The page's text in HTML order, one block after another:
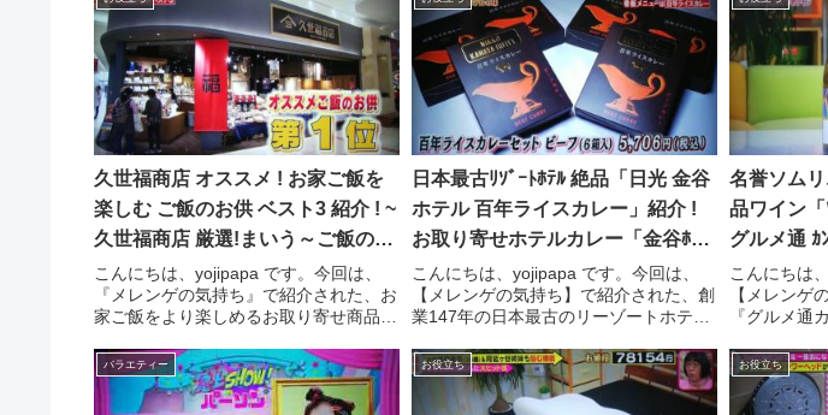
久世福商店 オススメ ! お家ご飯を
楽しむ ご飯のお供 ベスト3 紹介 ! ~
久世福商店 厳選!まいう～ご飯のお
供TOP3~【メレンゲの気持ち】
こんにちは、yojipapa です。今回は、
『メレンゲの気持ち』で紹介された、お
家ご飯をより楽しめるお取り寄せ商品
３」の内容をお伝えします。番組名メレ
ンゲの気持ち【ミルクボーイ内海の彼女
の本音とは？＆竹内...
日本最古ﾘｿﾞｰﾄﾎﾃﾙ 絶品「日光 金谷
ホテル 百年ライスカレー」紹介 !
お取り寄せホテルカレー「金谷ﾎﾃﾙ
百年ﾗｲｽｶﾚｰ」【ﾒﾚﾝｹﾞの気持ち】
こんにちは、yojipapa です。今回は、
【メレンゲの気持ち】で紹介された、創
業147年の日本最古のリーゾートホテル
「日光金谷ホテル 百年ライスカレー」
の内容をお伝えします。番組名メレンゲ
の気持ち【チ...
名誉ソム
品ワイン「
グルメ通 ｶ
ﾒ3選 ! ~【
こんにちは
【メレンゲ
『グルメ通
ン）・トマ
トジュース
コバルディ
バラエティー お役立ち お役立ち